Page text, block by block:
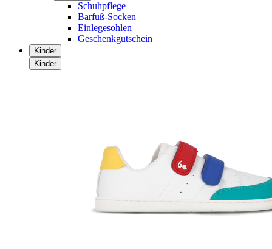
Schuhpflege
Barfuß-Socken
Einlegesohlen
Geschenkgutschein
Kinder
Kinder